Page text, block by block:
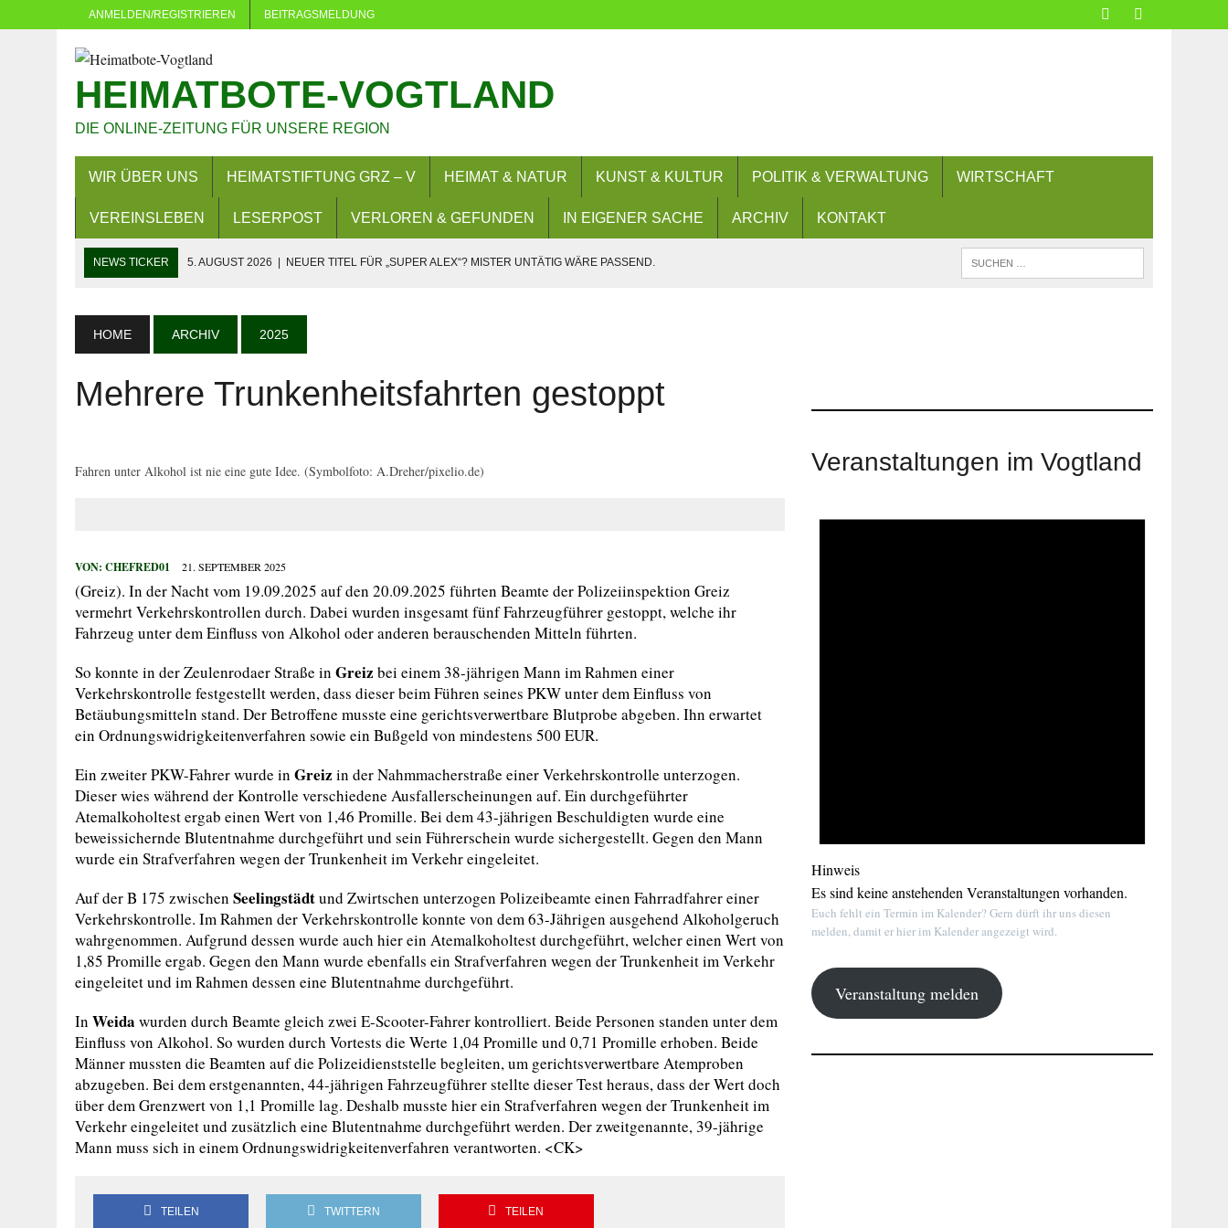
ANMELDEN/REGISTRIEREN BEITRAGSMELDUNG
HEIMATBOTE-VOGTLAND
DIE ONLINE-ZEITUNG FÜR UNSERE REGION
WIR ÜBER UNS HEIMATSTIFTUNG GRZ – V HEIMAT & NATUR KUNST & KULTUR POLITIK & VERWALTUNG WIRTSCHAFT
VEREINSLEBEN LESERPOST VERLOREN & GEFUNDEN IN EIGENER SACHE ARCHIV KONTAKT
NEWS TICKER 5. AUGUST 2026 NEUER TITEL FÜR „SUPER ALEX“? MISTER UNTÄTIG WÄRE PASSEND.
3. AUGUST 2026 | LANDKREIS GREIZ: FAHREN OHNE FAHRERLAUBNIS
29. JULI 2026 SOMMER IN EICH: MEHR ALS 380 KINDER BESUCHEN FLORIANBILDUNGSZENTRUM (FLOBIZ)
27. JULI 2026 | EINBRUCH IN ERLEBNISBAD
HOME ARCHIV 2025
Mehrere Trunkenheitsfahrten gestoppt
Fahren unter Alkohol ist nie eine gute Idee. (Symbolfoto: A.Dreher/pixelio.de)
VON: CHEFRED01 21. SEPTEMBER 2025
(Greiz). In der Nacht vom 19.09.2025 auf den 20.09.2025 führten Beamte der Polizeiinspektion Greiz
vermehrt Verkehrskontrollen durch. Dabei wurden insgesamt fünf Fahrzeugführer gestoppt, welche ihr
Fahrzeug unter dem Einfluss von Alkohol oder anderen berauschenden Mitteln führten.
So konnte in der Zeulenrodaer Straße in Greiz bei einem 38-jährigen Mann im Rahmen einer
Verkehrskontrolle festgestellt werden, dass dieser beim Führen seines PKW unter dem Einfluss von
Betäubungsmitteln stand. Der Betroffene musste eine gerichtsverwertbare Blutprobe abgeben. Ihn erwartet
ein Ordnungswidrigkeitenverfahren sowie ein Bußgeld von mindestens 500 EUR.
Ein zweiter PKW-Fahrer wurde in Greiz in der Nahmmacherstraße einer Verkehrskontrolle unterzogen.
Dieser wies während der Kontrolle verschiedene Ausfallerscheinungen auf. Ein durchgeführter
Atemalkoholtest ergab einen Wert von 1,46 Promille. Bei dem 43-jährigen Beschuldigten wurde eine
beweissichernde Blutentnahme durchgeführt und sein Führerschein wurde sichergestellt. Gegen den Mann
wurde ein Strafverfahren wegen der Trunkenheit im Verkehr eingeleitet.
Auf der B 175 zwischen Seelingstädtund Zwirtschen unterzogen Polizeibeamte einen Fahrradfahrer einer
Verkehrskontrolle. Im Rahmen der Verkehrskontrolle konnte von dem 63-Jährigen ausgehend Alkoholgeruch
wahrgenommen. Aufgrund dessen wurde auch hier ein Atemalkoholtest durchgeführt, welcher einen Wert von
1,85 Promille ergab. Gegen den Mann wurde ebenfalls ein Strafverfahren wegen der Trunkenheit im Verkehr
eingeleitet und im Rahmen dessen eine Blutentnahme durchgeführt.
In Weida wurden durch Beamte gleich zwei E-Scooter-Fahrer kontrolliert. Beide Personen standen unter dem
Einfluss von Alkohol. So wurden durch Vortests die Werte 1,04 Promille und 0,71 Promille erhoben. Beide
Männer mussten die Beamten auf die Polizeidienststelle begleiten, um gerichtsverwertbare Atemproben
abzugeben. Bei dem erstgenannten, 44-jährigen Fahrzeugführer stellte dieser Test heraus, dass der Wert doch
über dem Grenzwert von 1,1 Promille lag. Deshalb musste hier ein Strafverfahren wegen der Trunkenheit im
Verkehr eingeleitet und zusätzlich eine Blutentnahme durchgeführt werden. Der zweitgenannte, 39-jährige
Mann muss sich in einem Ordnungswidrigkeitenverfahren verantworten. <CK>
TEILEN TWITTERN TEILEN
Veranstaltungen im Vogtland
Hinweis
Es sind keine anstehenden Veranstaltungen vorhanden.
Euch fehlt ein Termin im Kalender? Gern dürft ihr uns diesen
melden, damit er hier im Kalender angezeigt wird.
Veranstaltung melden